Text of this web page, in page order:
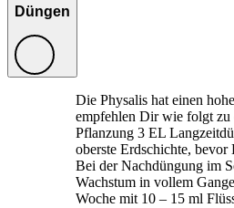
Düngen
Die Physalis hat einen
empfehlen Dir wie folgt zu
Pflanzung 3 EL
oberste Erdschichte, bevor
Bei der Nachdüngung im
Wachstum in vollem
Woche mit 10 – 15 ml